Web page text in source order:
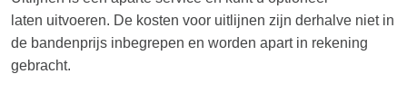
laten uitvoeren. De kosten voor uitlijnen zijn derhalve niet in
de bandenprijs inbegrepen en worden apart in rekening
gebracht.